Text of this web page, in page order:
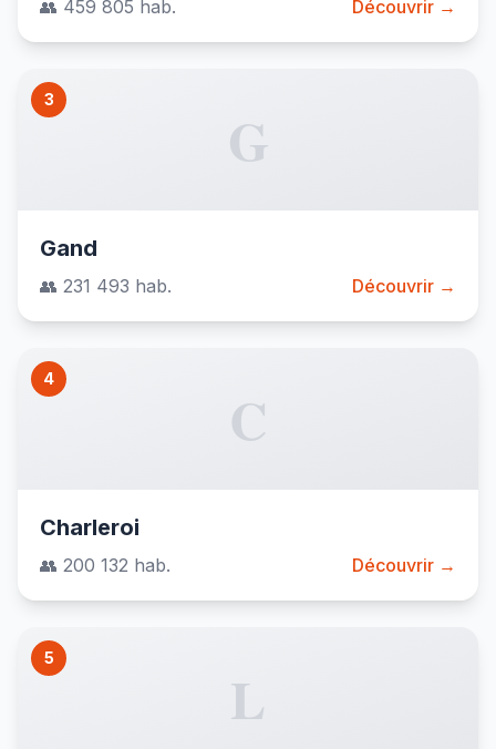
👥 459 805 hab. Découvrir →
3
G
Gand
👥 231 493 hab. Découvrir →
4
C
Charleroi
👥 200 132 hab. Découvrir →
5
L